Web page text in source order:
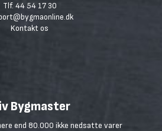
Tlf. 44 54 17 30
Kontakt os
Bygmaster
end 80.000 ikke nedsatte varer